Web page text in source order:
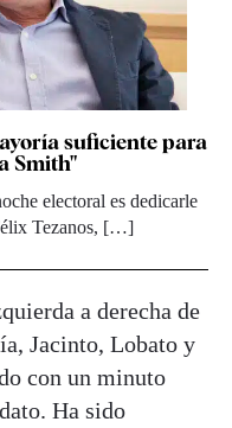
suficiente para
Smith"
electoral es dedicarle
Tezanos, […]
a derecha de
Jacinto, Lobato y
con un minuto
Ha sido